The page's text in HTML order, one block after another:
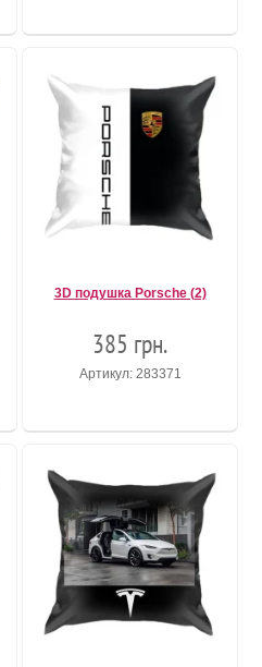
3D подушка Porsche (2)
385 грн.
Артикул: 283371